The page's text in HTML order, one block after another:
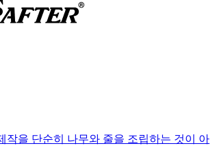
작을 단순히 나무와 줄을 조립하는 것이 아